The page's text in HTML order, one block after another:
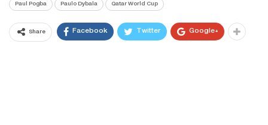
Paul Pogba Paulo Dybala Qatar World Cup
Share Facebook Twitter Google+